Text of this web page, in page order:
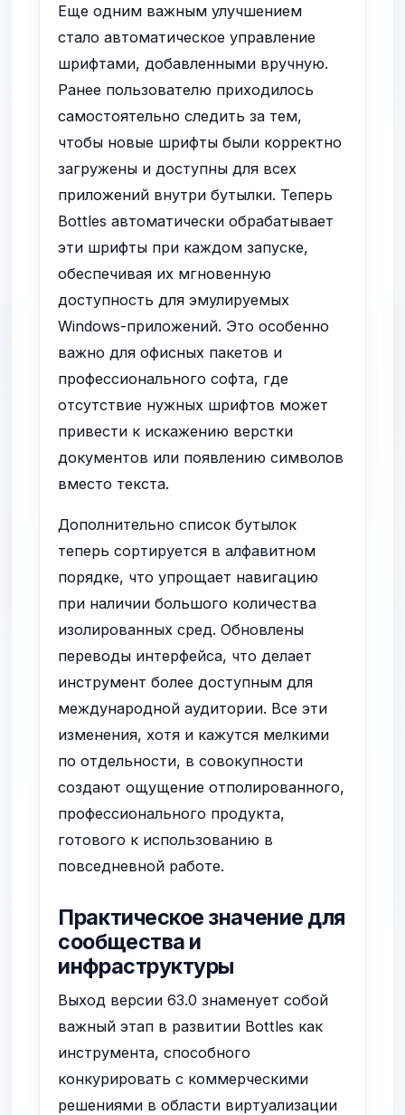
Еще одним важным улучшением
стало автоматическое управление
шрифтами, добавленными вручную.
Ранее пользователю приходилось
самостоятельно следить за тем,
чтобы новые шрифты были корректно
загружены и доступны для всех
приложений внутри бутылки. Теперь
Bottles автоматически обрабатывает
эти шрифты при каждом запуске,
обеспечивая их мгновенную
доступность для эмулируемых
Windows-приложений. Это особенно
важно для офисных пакетов и
профессионального софта, где
отсутствие нужных шрифтов может
привести к искажению верстки
документов или появлению символов
вместо текста.
Дополнительно список бутылок
теперь сортируется в алфавитном
порядке, что упрощает навигацию
при наличии большого количества
изолированных сред. Обновлены
переводы интерфейса, что делает
инструмент более доступным для
международной аудитории. Все эти
изменения, хотя и кажутся мелкими
по отдельности, в совокупности
создают ощущение отполированного,
профессионального продукта,
готового к использованию в
повседневной работе.
Практическое значение для
сообщества и
инфраструктуры
Выход версии 63.0 знаменует собой
важный этап в развитии Bottles как
инструмента, способного
конкурировать с коммерческими
решениями в области виртуализации